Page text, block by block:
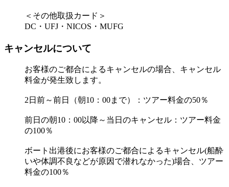
＜その他取扱カード＞
DC・UFJ・NICOS・MUFG
キャンセルについて
お客様のご都合によるキャンセルの場合、キャンセル
料金が発生致します。
2日前～前日（朝10：00まで）：ツアー料金の50％
前日の朝10：00以降～当日のキャンセル：ツアー料金
の100％
ボート出港後にお客様のご都合によるキャンセル(船酔
いや体調不良などが原因で潜れなかった)場合、ツアー
料金の100％